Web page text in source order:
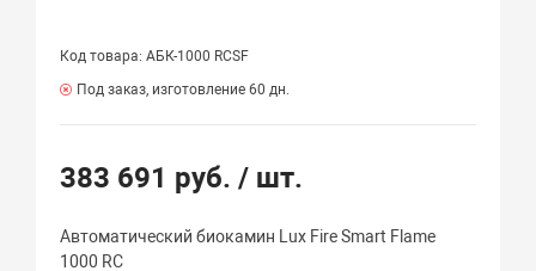
Код товара: АБК-1000 RCSF
Под заказ, изготовление 60 дн.
383 691 руб./ шт.
Автоматический биокамин Lux Fire Smart Flame
1000 RC